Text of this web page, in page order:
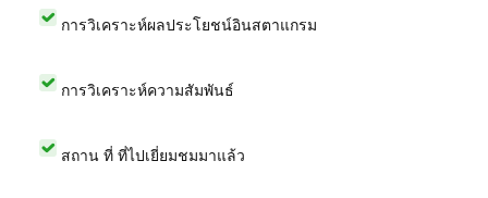
การวิเคราะห์ผลประโยชน์อินสตาแกรม
การวิเคราะห์ความสัมพันธ์
สถาน ที่ ที่ไปเยี่ยมชมมาแล้ว